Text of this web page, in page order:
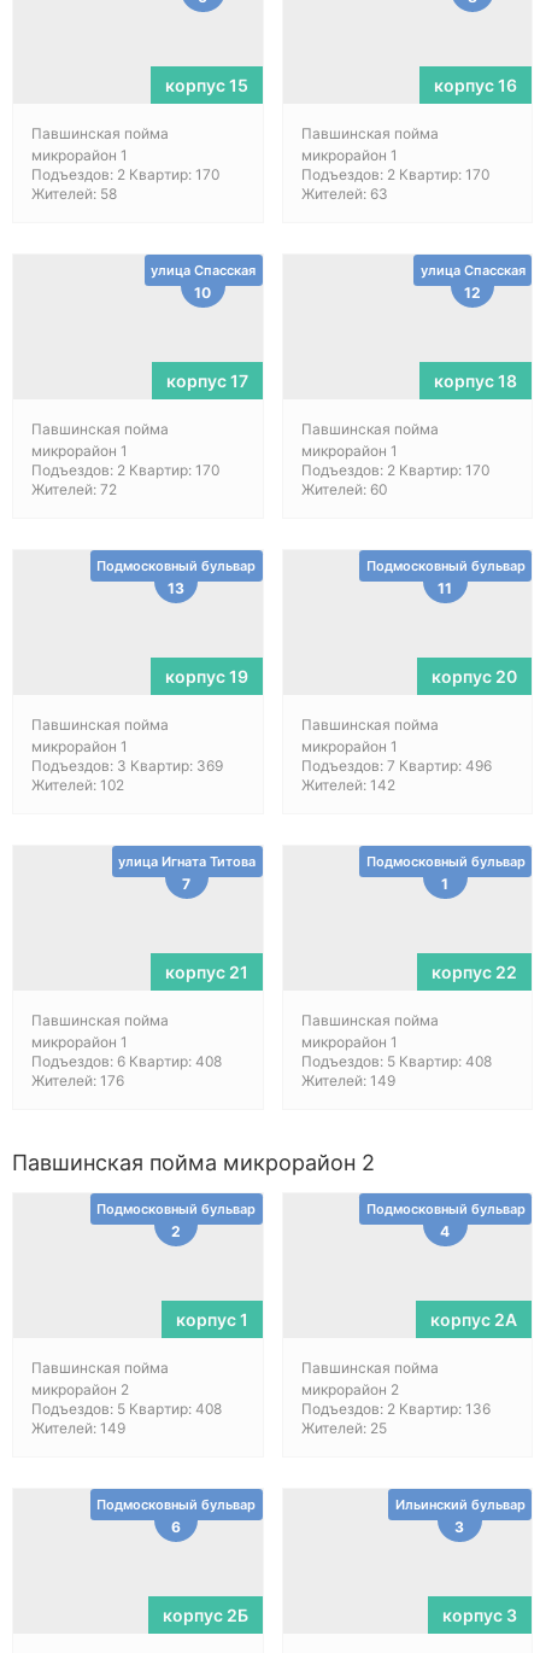
корпус 15
Павшинская пойма
микрорайон 1
Подъездов: 2 Квартир: 170
Жителей: 58
корпус 16
Павшинская пойма
микрорайон 1
Подъездов: 2 Квартир: 170
Жителей: 63
улица Спасская
10
корпус 17
Павшинская пойма
микрорайон 1
Подъездов: 2 Квартир: 170
Жителей: 72
улица Спасская
12
корпус 18
Павшинская пойма
микрорайон 1
Подъездов: 2 Квартир: 170
Жителей: 60
Подмосковный бульвар
13
корпус 19
Павшинская пойма
микрорайон 1
Подъездов: 3 Квартир: 369
Жителей: 102
Подмосковный бульвар
11
корпус 20
Павшинская пойма
микрорайон 1
Подъездов: 7 Квартир: 496
Жителей: 142
улица Игната Титова
7
корпус 21
Павшинская пойма
микрорайон 1
Подъездов: 6 Квартир: 408
Жителей: 176
Подмосковный бульвар
1
корпус 22
Павшинская пойма
микрорайон 1
Подъездов: 5 Квартир: 408
Жителей: 149
Павшинская пойма микрорайон 2
Подмосковный бульвар
2
корпус 1
Павшинская пойма
микрорайон 2
Подъездов: 5 Квартир: 408
Жителей: 149
Подмосковный бульвар
4
корпус 2А
Павшинская пойма
микрорайон 2
Подъездов: 2 Квартир: 136
Жителей: 25
Подмосковный бульвар
6
корпус 2Б
Ильинский бульвар
3
корпус 3